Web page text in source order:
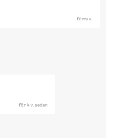
förra v.
för 4 v. sedan